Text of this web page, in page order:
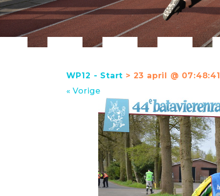
WP12 - Start > 23 april @ 07:48:41
« Vorige